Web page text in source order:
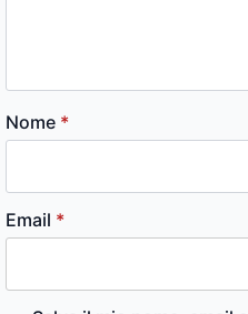
Nome *
Email *